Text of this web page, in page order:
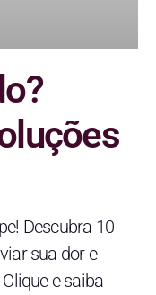
Descubra 10
sua dor e
e saiba